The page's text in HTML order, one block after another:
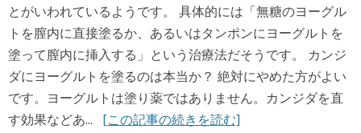
とがいわれているようです。 具体的には「無糖のヨーグル
トを膣内に直接塗るか、あるいはタンポンにヨーグルトを
塗って膣内に挿入する」という治療法だそうです。 カンジ
ダにヨーグルトを塗るのは本当か？ 絶対にやめた方がよい
です。ヨーグルトは塗り薬ではありません。カンジダを直
す効果などあ... [この記事の続きを読む]